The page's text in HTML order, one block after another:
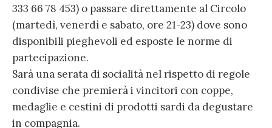
333 66 78 453) o passare direttamente al Circolo
(martedì, venerdì e sabato, ore 21-23) dove sono
disponibili pieghevoli ed esposte le norme di
partecipazione.
Sarà una serata di socialità nel rispetto di regole
condivise che premierà i vincitori con coppe,
medaglie e cestini di prodotti sardi da degustare
in compagnia.